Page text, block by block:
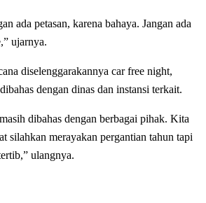
ada petasan, karena bahaya. Jangan ada
ujarnya.
diselenggarakannya car free night,
dengan dinas dan instansi terkait.
dibahas dengan berbagai pihak. Kita
silahkan merayakan pergantian tahun tapi
ulangnya.